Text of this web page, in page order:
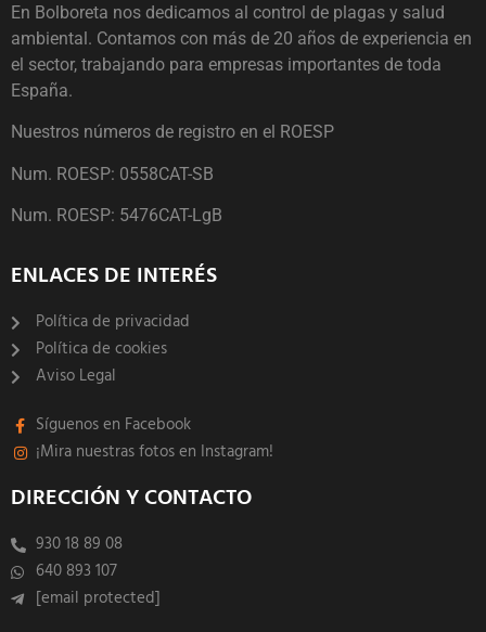
En Bolboreta nos dedicamos al control de plagas y salud
ambiental. Contamos con más de 20 años de experiencia en
el sector, trabajando para empresas importantes de toda
España.
Nuestros números de registro en el ROESP
Num. ROESP: 0558CAT-SB
Num. ROESP: 5476CAT-LgB
ENLACES DE INTERÉS
Política de privacidad
Política de cookies
Aviso Legal
Síguenos en Facebook
¡Mira nuestras fotos en Instagram!
DIRECCIÓN Y CONTACTO
930 18 89 08
640 893 107
[email protected]